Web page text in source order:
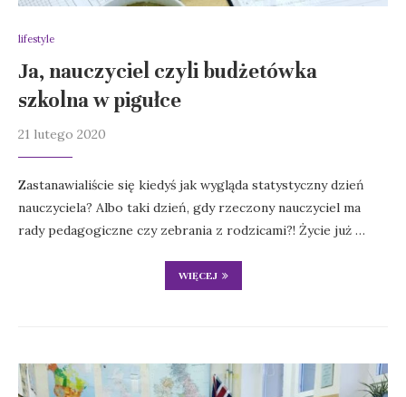
lifestyle
Ja, nauczyciel czyli budżetówka
szkolna w pigułce
21 lutego 2020
Zastanawialiście się kiedyś jak wygląda statystyczny dzień
nauczyciela? Albo taki dzień, gdy rzeczony nauczyciel ma
rady pedagogiczne czy zebrania z rodzicami?! Życie już …
WIĘCEJ